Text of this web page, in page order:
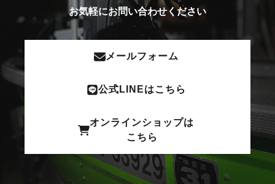
お気軽にお問い合わせください
メールフォーム
公式LINEはこちら
オンラインショップは
こちら